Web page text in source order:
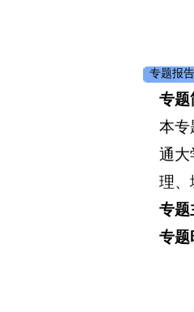
专题报告
专题
本专
通大
理、
专题
专题